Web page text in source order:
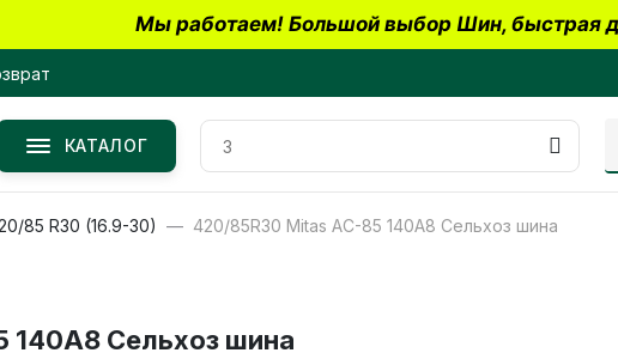
Мы работаем! Большой выбор Шин, быстрая
КАТАЛОГ
85 R30 (16.9-30) 420/85R30 Mitas AC-85 140A8 Сельхоз шина
140A8 Сельхоз шина